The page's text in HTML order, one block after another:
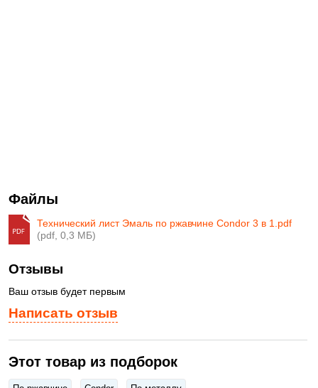
Файлы
Технический лист Эмаль по ржавчине Condor 3 в 1.pdf
(pdf, 0,3 МБ)
Написать отзыв
Отзывы
Ваш отзыв будет первым
Этот товар из подборок